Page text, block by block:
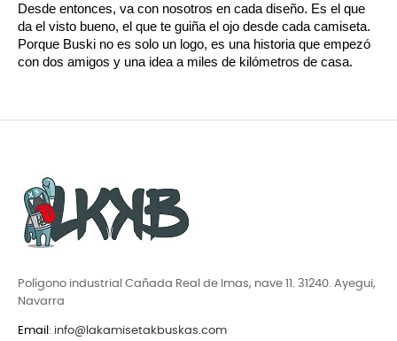
Desde entonces, va con nosotros en cada diseño. Es el que
da el visto bueno, el que te guiña el ojo desde cada camiseta.
Porque Buski no es solo un logo, es una historia que empezó
con dos amigos y una idea a miles de kilómetros de casa.
Polígono industrial Cañada Real de Imas, nave 11. 31240. Ayegui,
Navarra
Email : info@lakamisetakbuskas.com